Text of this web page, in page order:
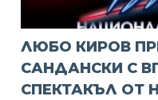
ЛЮБО КИРОВ
САНДАНСКИ С
СПЕКТАКЪЛ ОТ